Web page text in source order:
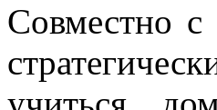
Совместно